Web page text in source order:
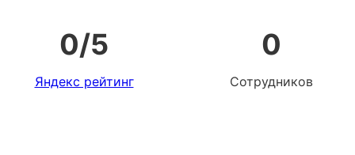
0/5
Яндекс рейтинг
0
Сотрудников